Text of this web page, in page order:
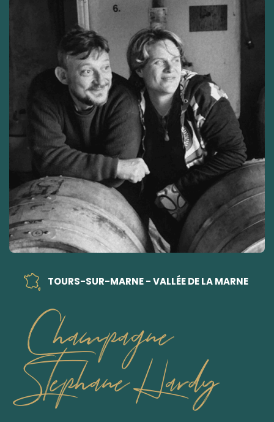
TOURS-SUR-MARNE - VALLÉE DE LA MARNE
Champagne
Stephane Hardy